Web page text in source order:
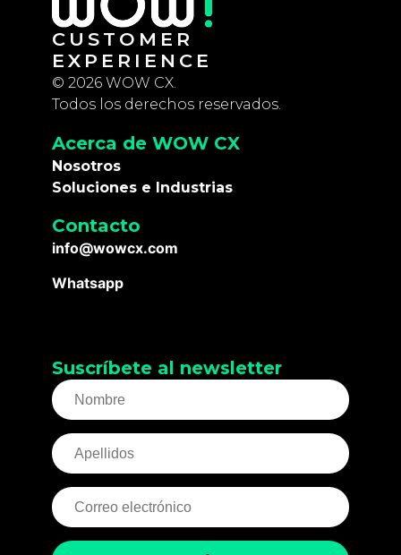
CUSTOMER
EXPERIENCE
© 2026 WOW CX.
Todos los derechos reservados.
Acerca de WOW CX
Nosotros
Soluciones e Industrias
Contacto
info@wowcx.com
Whatsapp
Suscríbete al newsletter